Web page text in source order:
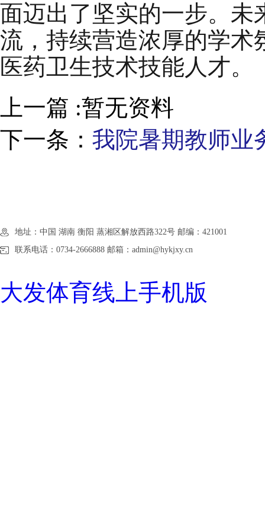
面迈出了坚实的一步。未
流，持续营造浓厚的学术
医药卫生技术技能人才。
上一篇 :暂无资料
下一条： 我院暑期教师业
地址：中国 湖南 衡阳 蒸湘区解放西路322号 邮编：421001
联系电话：0734-2666888 邮箱：admin@hykjxy.cn
大发体育线上手机版